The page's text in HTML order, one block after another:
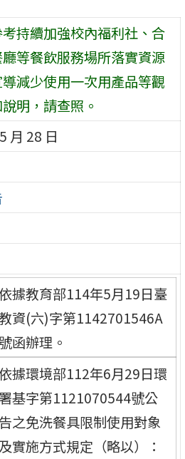
持續加強校內福利社、合
等餐飲服務場所落實資源
減少使用一次用產品等觀
明，請查照。
月 28 日
據教育部114年5月19日臺
資(六)字第1142701546A
號函辦理。
據環境部112年6月29日環
基字第1121070544號公
告之免洗餐具限制使用對象
及實施方式規定（略以）：